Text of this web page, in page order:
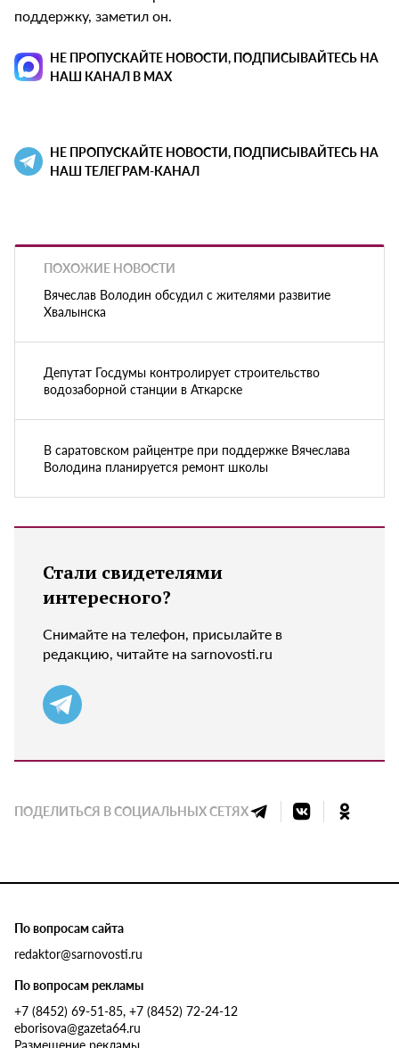
поддержку, заметил он.
НЕ ПРОПУСКАЙТЕ НОВОСТИ, ПОДПИСЫВАЙТЕСЬ НА
НАШ КАНАЛ В MAX
НЕ ПРОПУСКАЙТЕ НОВОСТИ, ПОДПИСЫВАЙТЕСЬ НА
НАШ ТЕЛЕГРАМ-КАНАЛ
ПОХОЖИЕ НОВОСТИ
Вячеслав Володин обсудил с жителями развитие
Хвалынска
Депутат Госдумы контролирует строительство
водозаборной станции в Аткарске
В саратовском райцентре при поддержке Вячеслава
Володина планируется ремонт школы
Стали свидетелями
интересного?
Снимайте на телефон, присылайте в
редакцию, читайте на sarnovosti.ru
ПОДЕЛИТЬСЯ В СОЦИАЛЬНЫХ СЕТЯХ
По вопросам сайта
redaktor@sarnovosti.ru
По вопросам рекламы
+7 (8452) 69-51-85, +7 (8452) 72-24-12
eborisova@gazeta64.ru